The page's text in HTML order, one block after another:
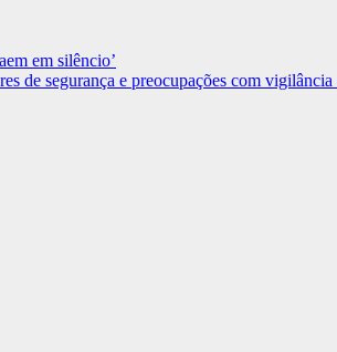
em silêncio’
de segurança e preocupações com